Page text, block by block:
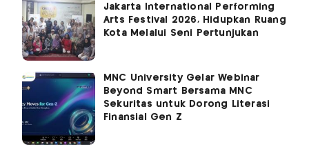
Jakarta International Performing
Arts Festival 2026, Hidupkan Ruang
Kota Melalui Seni Pertunjukan
MNC University Gelar Webinar
Beyond Smart Bersama MNC
Sekuritas untuk Dorong Literasi
Finansial Gen Z